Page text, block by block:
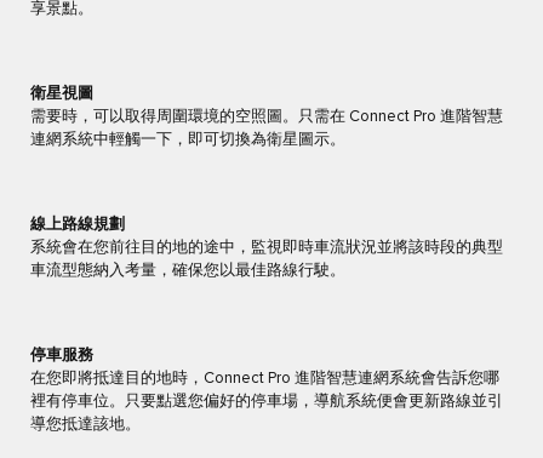
享景點。
衛星視圖
需要時，可以取得周圍環境的空照圖。只需在 Connect Pro 進階智慧
連網系統中輕觸一下，即可切換為衛星圖示。
線上路線規劃
系統會在您前往目的地的途中，監視即時車流狀況並將該時段的典型
車流型態納入考量，確保您以最佳路線行駛。
停車服務
在您即將抵達目的地時，Connect Pro 進階智慧連網系統會告訴您哪
裡有停車位。只要點選您偏好的停車場，導航系統便會更新路線並引
導您抵達該地。